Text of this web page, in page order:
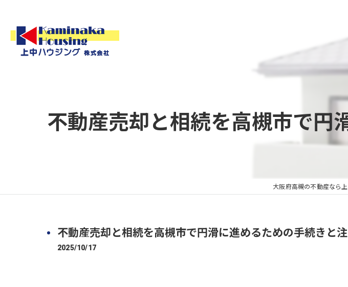
不動産売却と相続を高槻市で円
大阪府高槻の不動産なら
不動産売却と相続を高槻市で円滑に進めるための手続きと
2025/10/17